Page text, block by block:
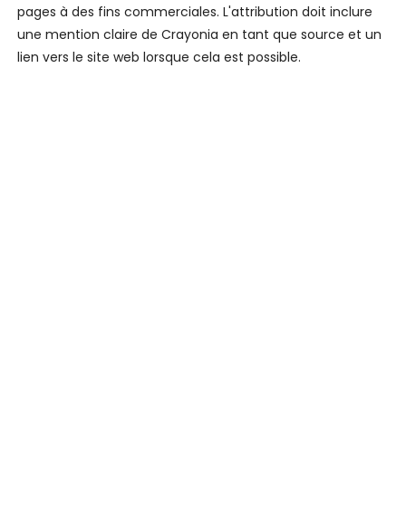
pages à des fins commerciales. L'attribution doit inclure
une mention claire de Crayonia en tant que source et un
lien vers le site web lorsque cela est possible.